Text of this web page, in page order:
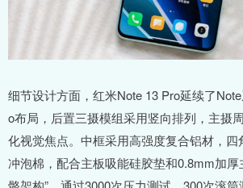
细节设计方面，红米Note 13 Pro延续了
o布局，后置三摄模组采用竖向排列，主摄
化视觉焦点。中框采用高强度复合铝材，
冲泡棉，配合主板吸能硅胶垫和0.8mm加厚